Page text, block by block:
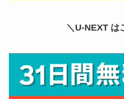
＼U-NEXT は